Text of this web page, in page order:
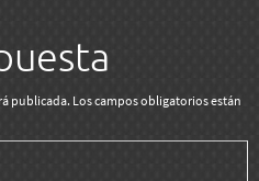
publicada. Los campos obligatorios están